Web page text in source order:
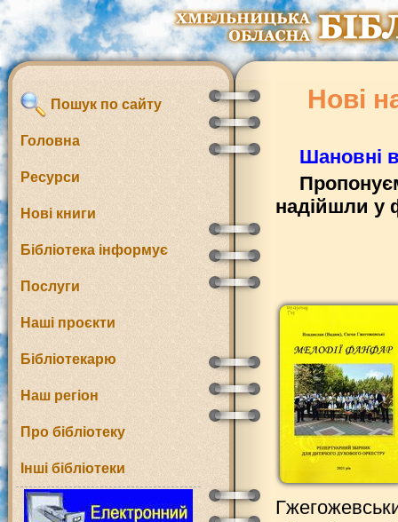
Пошук по сайту
Головна
Ресурси
Нові книги
Бібліотека інформує
Послуги
Наші проєкти
Бібліотекарю
Наш регіон
Про бібліотеку
Інші бібліотеки
Нові
Шановні
надійшли у